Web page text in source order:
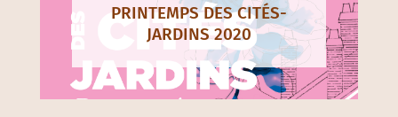
PRINTEMPS DES CITÉS-
JARDINS 2020